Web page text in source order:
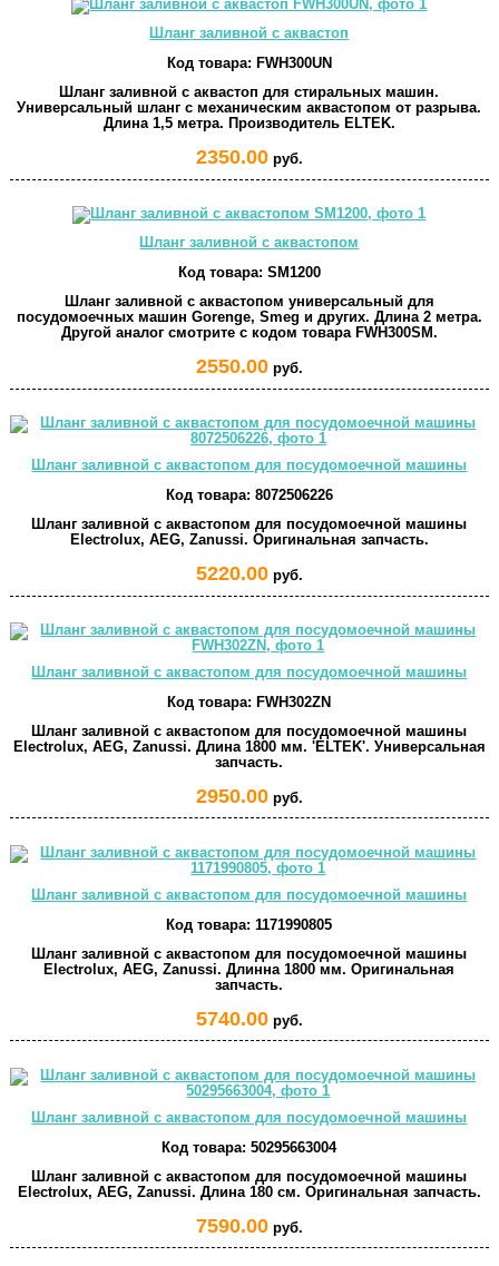
Шланг заливной с аквастоп
Код товара: FWH300UN
Шланг заливной с аквастоп для стиральных машин.
Универсальный шланг с механическим аквастопом от разрыва.
Длина 1,5 метра. Производитель ELTEK.
2350.00руб.
Шланг заливной с аквастопом
Код товара: SM1200
Шланг заливной с аквастопом универсальный для
посудомоечных машин Gorenge, Smeg и других. Длина 2 метра.
Другой аналог смотрите с кодом товара FWH300SM.
2550.00руб.
Шланг заливной с аквастопом для посудомоечной машины
Код товара: 8072506226
Шланг заливной с аквастопом для посудомоечной машины
Electrolux, AEG, Zanussi. Оригинальная запчасть.
5220.00руб.
Шланг заливной с аквастопом для посудомоечной машины
Код товара: FWH302ZN
Шланг заливной с аквастопом для посудомоечной машины
Electrolux, AEG, Zanussi. Длина 1800 мм. 'ELTEK'. Универсальная
запчасть.
2950.00руб.
Шланг заливной с аквастопом для посудомоечной машины
Код товара: 1171990805
Шланг заливной с аквастопом для посудомоечной машины
Electrolux, AEG, Zanussi. Длинна 1800 мм. Оригинальная
запчасть.
5740.00руб.
Шланг заливной с аквастопом для посудомоечной машины
Код товара: 50295663004
Шланг заливной с аквастопом для посудомоечной машины
Electrolux, AEG, Zanussi. Длина 180 см. Оригинальная запчасть.
7590.00руб.